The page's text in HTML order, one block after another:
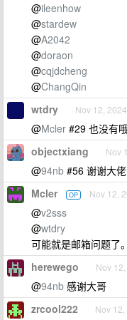
@ileenhow
@stardew
@A2042
@doraon
@cqjdcheng
@ChangQin
wtdry Nov 12, 2024
@Mcler #29 也没有
objectxiang Nov
@94nb #56 谢谢大
Mcler OP Nov 12,
@v2sss
@wtdry
可能就是邮箱问题了
herewego Nov
@94nb 感谢大哥
zrcool222 Nov